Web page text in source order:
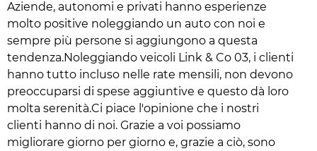
Aziende, autonomi e privati hanno esperienze
molto positive noleggiando un auto con noi e
sempre più persone si aggiungono a questa
tendenza.Noleggiando veicoli Link & Co 03, i clienti
hanno tutto incluso nelle rate mensili, non devono
preoccuparsi di spese aggiuntive e questo dà loro
molta serenità.Ci piace l'opinione che i nostri
clienti hanno di noi. Grazie a voi possiamo
migliorare giorno per giorno e, grazie a ciò, sono